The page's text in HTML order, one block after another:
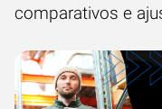
comparativos e